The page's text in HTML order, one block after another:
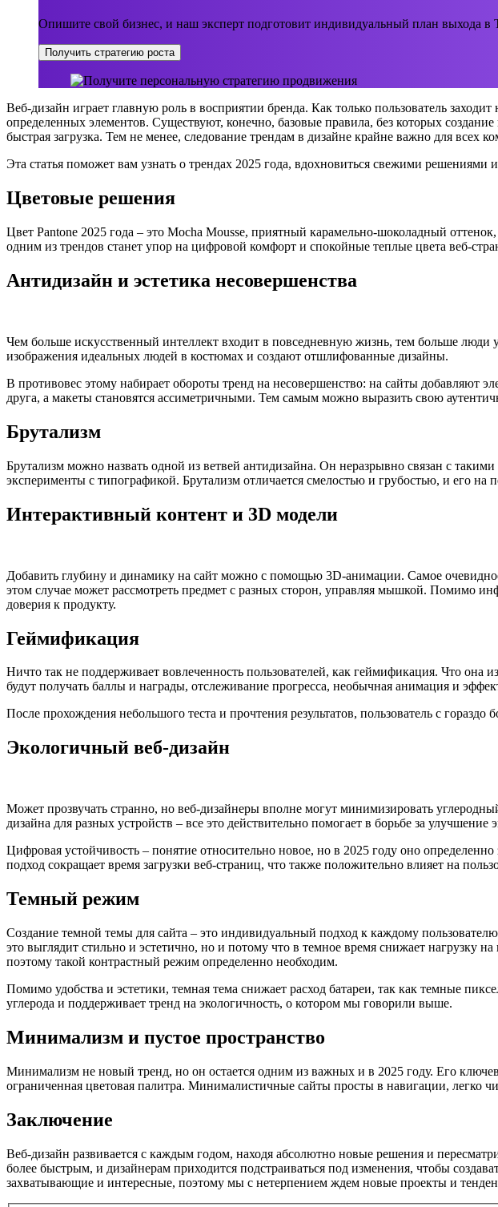
Опишите свой бизнес, и наш эксперт подготовит индивидуальный план выхода в
Получить стратегию роста
Веб-дизайн играет главную роль в восприятии бренда. Как только пользователь
определенных элементов. Существуют, конечно, базовые правила, без которых
быстрая загрузка. Тем не менее, следование трендам в дизайне крайне важно для
Эта статья поможет вам узнать о трендах 2025 года, вдохновиться свежими решениями
Цветовые решения
Цвет Pantone 2025 года – это Mocha Mousse, приятный карамельно-шоколадный
одним из трендов станет упор на цифровой комфорт и спокойные теплые цвета веб-
Антидизайн и эстетика несовершенства
Чем больше искусственный интеллект входит в повседневную жизнь, тем больше
изображения идеальных людей в костюмах и создают отшлифованные дизайны.
В противовес этому набирает обороты тренд на несовершенство: на сайты добавляют
друга, а макеты становятся ассиметричными. Тем самым можно выразить свою
Брутализм
Брутализм можно назвать одной из ветвей антидизайна. Он неразрывно связан с
эксперименты с типографикой. Брутализм отличается смелостью и грубостью, и его
Интерактивный контент и 3D модели
Добавить глубину и динамику на сайт можно с помощью 3D-анимации. Самое
этом случае может рассмотреть предмет с разных сторон, управляя мышкой. Помимо
доверия к продукту.
Геймификация
Ничто так не поддерживает вовлеченность пользователей, как геймификация. Что она
будут получать баллы и награды, отслеживание прогресса, необычная анимация и
После прохождения небольшого теста и прочтения результатов, пользователь с
Экологичный веб-дизайн
Может прозвучать странно, но веб-дизайнеры вполне могут минимизировать
дизайна для разных устройств – все это действительно помогает в борьбе за улучшение
Цифровая устойчивость – понятие относительно новое, но в 2025 году оно
подход сокращает время загрузки веб-страниц, что также положительно влияет на
Темный режим
Создание темной темы для сайта – это индивидуальный подход к каждому
это выглядит стильно и эстетично, но и потому что в темное время снижает нагрузку
поэтому такой контрастный режим определенно необходим.
Помимо удобства и эстетики, темная тема снижает расход батареи, так как темные
углерода и поддерживает тренд на экологичность, о котором мы говорили выше.
Минимализм и пустое пространство
Минимализм не новый тренд, но он остается одним из важных и в 2025 году. Его
ограниченная цветовая палитра. Минималистичные сайты просты в навигации, легко
Заключение
Веб-дизайн развивается с каждым годом, находя абсолютно новые решения и
более быстрым, и дизайнерам приходится подстраиваться под изменения, чтобы
захватывающие и интересные, поэтому мы с нетерпением ждем новые проекты и